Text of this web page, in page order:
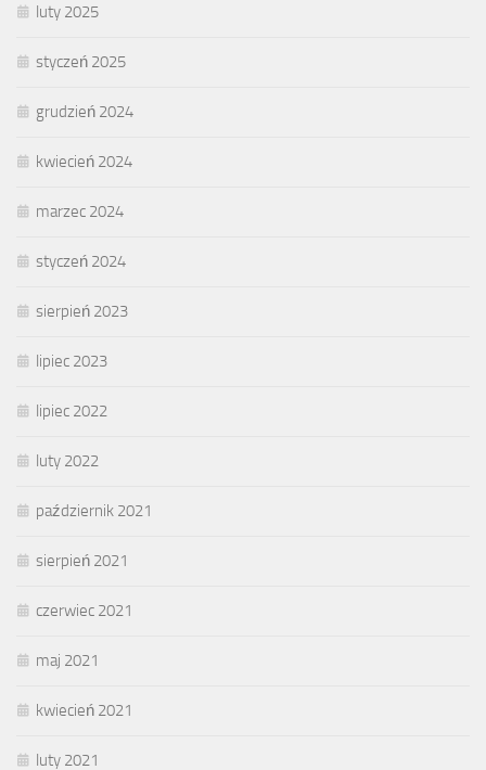
luty 2025
styczeń 2025
grudzień 2024
kwiecień 2024
marzec 2024
styczeń 2024
sierpień 2023
lipiec 2023
lipiec 2022
luty 2022
październik 2021
sierpień 2021
czerwiec 2021
maj 2021
kwiecień 2021
luty 2021